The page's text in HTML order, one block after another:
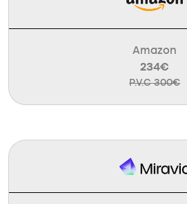
Amazon
234€
P.V.C 300€